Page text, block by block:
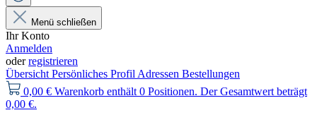
Menü schließen
Ihr Konto
Anmelden
oderregistrieren
Übersicht Persönliches Profil Adressen Bestellungen
0,00 € Warenkorb enthält 0 Positionen. Der Gesamtwert beträgt
0,00 €.